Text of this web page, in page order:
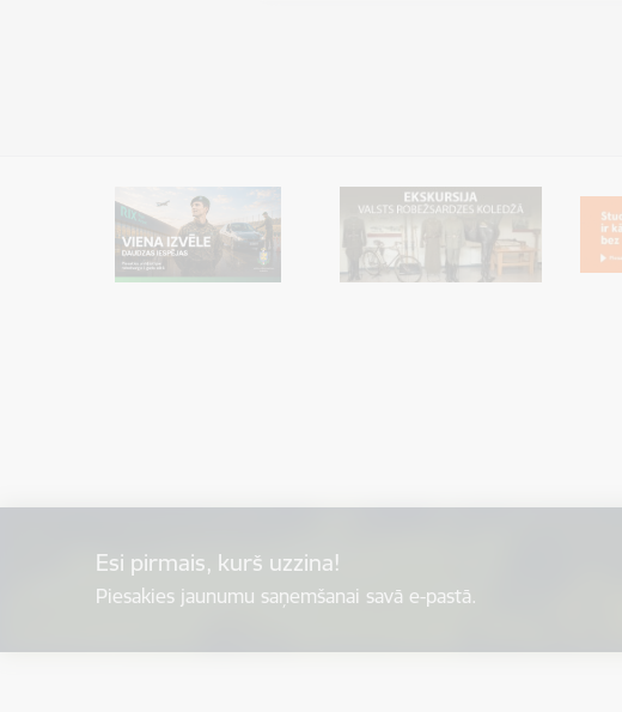
Esi pirmais, kurš uzzina!
Piesakies jaunumu saņemšanai savā e-pastā.